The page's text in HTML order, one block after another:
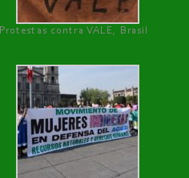
Protestas contra VALE, Brasil